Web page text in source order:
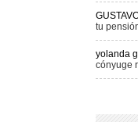
tu
yolanda
cónyuge